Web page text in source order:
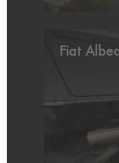
Fiat